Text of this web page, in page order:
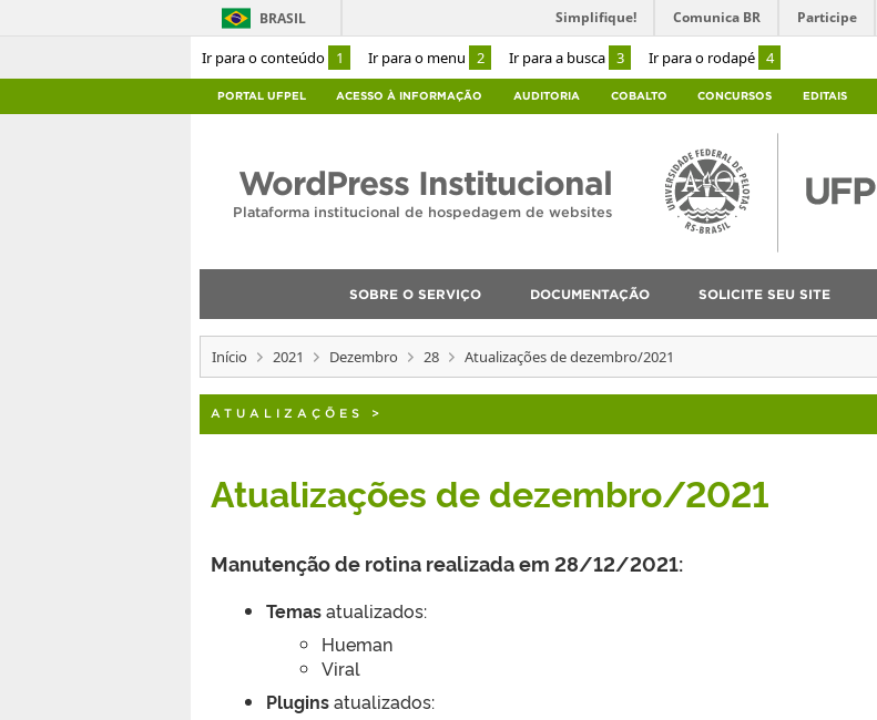
Ir para o conteúdo 1 Ir para o menu 2 Ir para a busca 3 Ir para o rodapé 4
BRASIL Simplifique! Comunica BR Participe
PORTAL UFPEL ACESSO À INFORMAÇÃO AUDITORIA COBALTO CONCURSOS EDITAIS
WordPress Institucional
Plataforma institucional de hospedagem de websites
SOBRE O SERVIÇO DOCUMENTAÇÃO SOLICITE SEU SITE
Início 2021 Dezembro 28 Atualizações de dezembro/2021
ATUALIZAÇÕES >
Atualizações de dezembro/2021
Manutenção de rotina realizada em 28/12/2021:
Temasatualizados:
Hueman
Viral
Pluginsatualizados: